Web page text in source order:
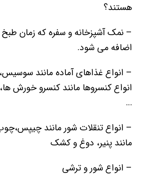
هستند؟
– نمک آشپزخانه و سفره که زمان طبخ
اضافه می شود.
– انواع غذاهای آماده مانند
انواع کنسروها مانند کنسرو خورش
…
– انواع تنقلات شور مانند
مانند پنیر، دوغ و کشک
– انواع شور و ترشی